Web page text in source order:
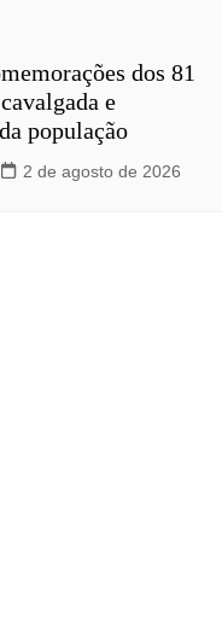
dos 81
e
população
2 de agosto de 2026